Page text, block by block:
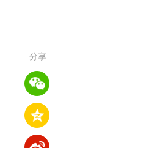
分享